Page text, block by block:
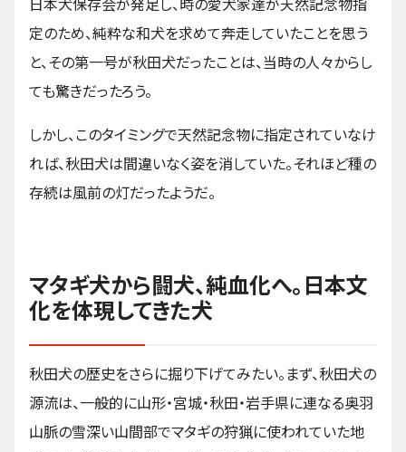
日本犬保存会が発足し、時の愛犬家達が天然記念物指
定のため、純粋な和犬を求めて奔走していたことを思う
と、その第一号が秋田犬だったことは、当時の人々からし
ても驚きだったろう。
しかし、このタイミングで天然記念物に指定されていなけ
れば、秋田犬は間違いなく姿を消していた。それほど種の
存続は風前の灯だったようだ。
マタギ犬から闘犬、純血化へ。日本文
化を体現してきた犬
秋田犬の歴史をさらに掘り下げてみたい。まず、秋田犬の
源流は、一般的に山形・宮城・秋田・岩手県に連なる奥羽
山脈の雪深い山間部でマタギの狩猟に使われていた地